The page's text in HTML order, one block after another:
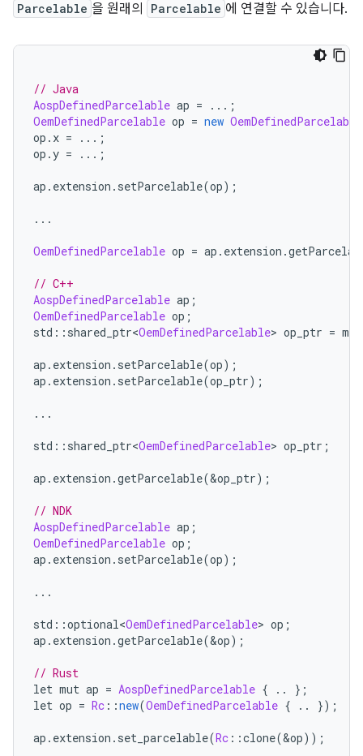
Parcelable 을 원래의 Parcelable 에 연결할 수 있습니다.
// Java
AospDefinedParcelable ap =
...;
OemDefinedParcelable op = new OemDefinedParcelable
op . x =
...;
op .y = ...;
ap . extension . setParcelable(op);
...
OemDefinedParcelable op = ap . extension .
// C++
AospDefinedParcelable ap ;
OemDefinedParcelable op ;
std :: shared_ptr<OemDefinedParcelable> op_ptr =
ap . extension . setParcelable(op);
ap . extension . setParcelable(op_ptr);
...
std :: shared_ptr<OemDefinedParcelable> op_ptr ;
ap . extension .getParcelable(&op_ptr);
// NDK
AospDefinedParcelable ap ;
OemDefinedParcelable op ;
ap . extension . setParcelable(op);
...
std ::optional<OemDefinedParcelable> op ;
ap . extension .getParcelable(&op);
// Rust
let mut ap = AospDefinedParcelable { ..
};
let op = Rc ::new(OemDefinedParcelable { .. });
ap . extension . set_parcelable(Rc ::clone(&op));